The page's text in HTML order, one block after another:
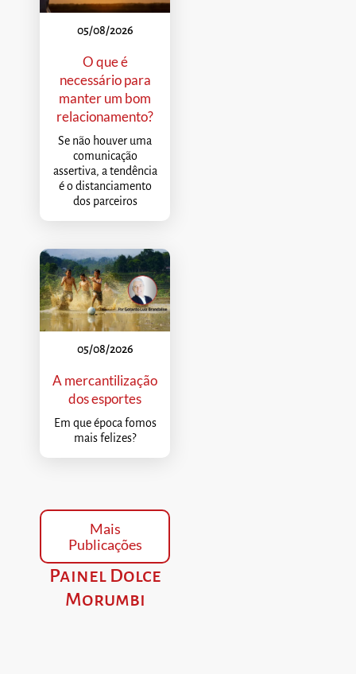
05/08/2026
O que é
necessário para
manter um bom
relacionamento?
Se não houver uma
comunicação
assertiva, a tendência
é o distanciamento
dos parceiros
05/08/2026
A mercantilização
dos esportes
Em que época fomos
mais felizes?
Mais
Publicações
Painel Dolce
Morumbi